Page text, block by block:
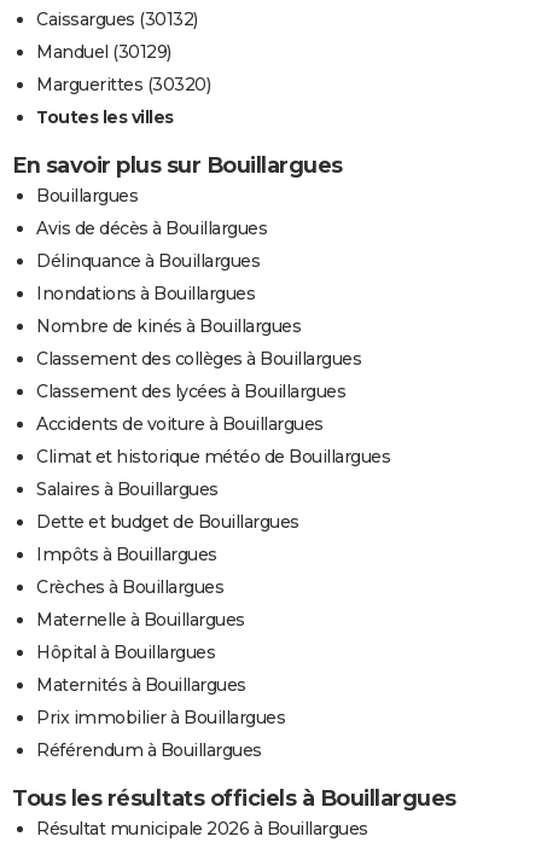
Caissargues (30132)
Manduel (30129)
Marguerittes (30320)
Toutes les villes
En savoir plus sur Bouillargues
Bouillargues
Avis de décès à Bouillargues
Délinquance à Bouillargues
Inondations à Bouillargues
Nombre de kinés à Bouillargues
Classement des collèges à Bouillargues
Classement des lycées à Bouillargues
Accidents de voiture à Bouillargues
Climat et historique météo de Bouillargues
Salaires à Bouillargues
Dette et budget de Bouillargues
Impôts à Bouillargues
Crèches à Bouillargues
Maternelle à Bouillargues
Hôpital à Bouillargues
Maternités à Bouillargues
Prix immobilier à Bouillargues
Référendum à Bouillargues
Tous les résultats officiels à Bouillargues
Résultat municipale 2026 à Bouillargues